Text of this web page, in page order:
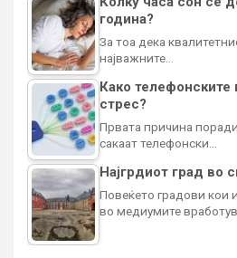
година?
За тоа дека
најважните…
Како телефонските
стрес?
Првата причина
сакаат телефонски…
Најгрдиот град во
Повеќето градови кои
во медиумите